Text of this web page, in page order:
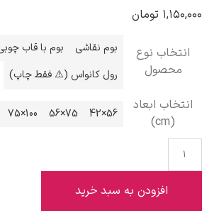
تومان
انتخاب نوع
محصول
بوم نقاشی
بوم با قاب چوبی
رول کانواس (⚠️ فقط چاپ)
انتخاب ابعاد
75×56
100×75
133×100
افزودن به سبد خرید